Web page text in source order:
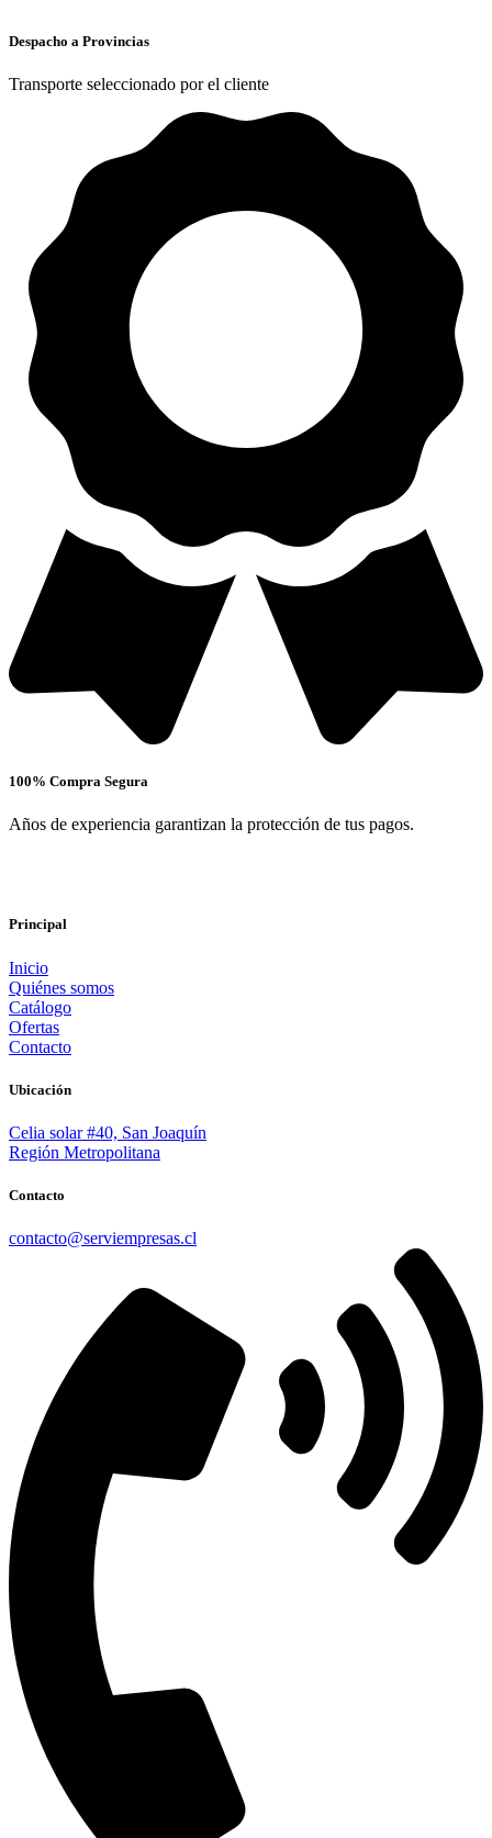
Despacho a Provincias
Transporte seleccionado por el cliente
100% Compra Segura
Años de experiencia garantizan la protección de tus pagos.
Principal
Inicio
Quiénes somos
Catálogo
Ofertas
Contacto
Ubicación
Celia solar #40, San Joaquín
Región Metropolitana
Contacto
contacto@serviempresas.cl